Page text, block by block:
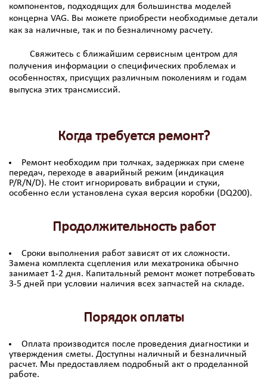
компонентов, подходящих для большинства моделей
концерна VAG. Вы можете приобрести необходимые детали
как за наличные, так и по безналичному расчету.
Свяжитесь с ближайшим сервисным центром для
получения информации о специфических проблемах и
особенностях, присущих различным поколениям и годам
выпуска этих трансмиссий.
Когда требуется ремонт?
Ремонт необходим при толчках, задержках при смене
передач, переходе в аварийный режим (индикация
P/R/N/D). Не стоит игнорировать вибрации и стуки,
особенно если установлена сухая версия коробки (DQ200).
Продолжительность работ
Сроки выполнения работ зависят от их сложности.
Замена комплекта сцепления или мехатроника обычно
занимает 1-2 дня. Капитальный ремонт может потребовать
3-5 дней при условии наличия всех запчастей на складе.
Порядок оплаты
Оплата производится после проведения диагностики и
утверждения сметы. Доступны наличный и безналичный
расчет. Мы предоставляем подробный акт о проделанной
работе.